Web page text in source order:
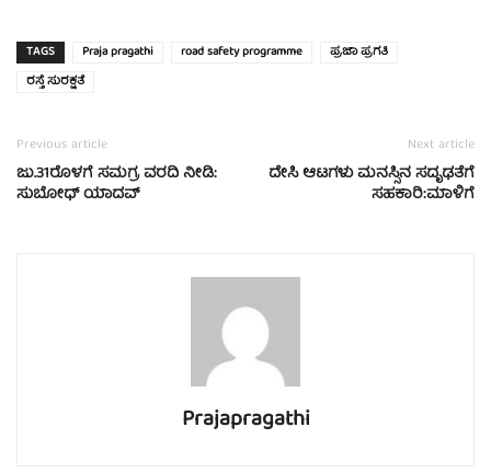
TAGS Praja pragathi road safety programme
ಪ್ರಜಾ ಪ್ರಗತಿ
ರಸ್ತೆ ಸುರಕ್ಷತೆ
Previous article
ಜು.31ರೊಳಗೆ ಸಮಗ್ರ ವರದಿ ನೀಡಿ:
ಸುಬೋಧ್ ಯಾದವ್
Next article
ದೇಸಿ ಆಟಗಳು ಮನಸ್ಸಿನ ಸದೃಢತೆಗೆ
ಸಹಕಾರಿ:ಮಾಳಿಗೆ
Prajapragathi